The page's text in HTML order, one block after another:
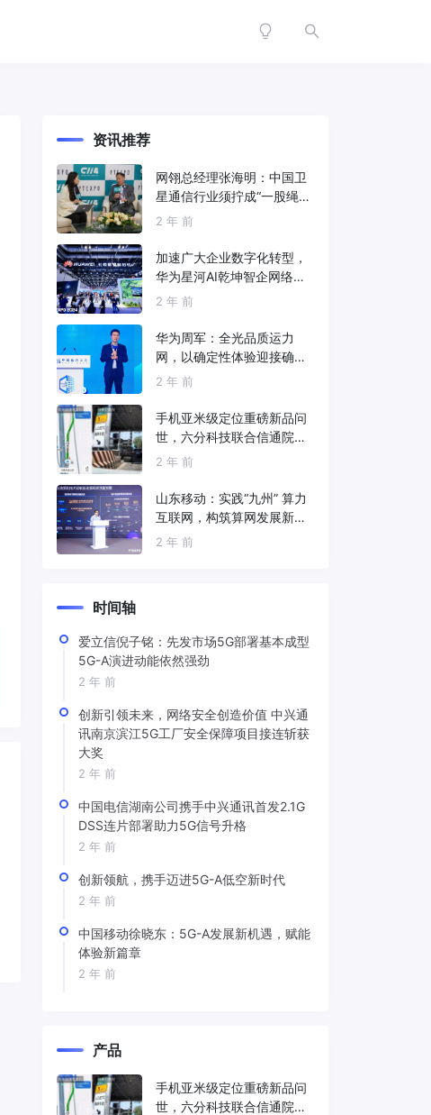
资讯推荐
网翎总经理张海明：中国卫
星通信行业须拧成“一股绳”
共同打造垂直产业链
2 年 前
加速广大企业数字化转型，
华为星河AI乾坤智企网络解
决方案亮相2024中国国际信
2 年 前
华为周军：全光品质运力
网，以确定性体验迎接确定
性的智能时代
2 年 前
手机亚米级定位重磅新品问
世，六分科技联合信通院发
布免费服务
2 年 前
山东移动：实践“九州” 算力
互联网，构筑算网发展新底
座
2 年 前
时间轴
爱立信倪子铭：先发市场5G部署基本成型
5G-A演进动能依然强劲
2 年 前
创新引领未来，网络安全创造价值 中兴通
讯南京滨江5G工厂安全保障项目接连斩获
大奖
2 年 前
中国电信湖南公司携手中兴通讯首发2.1G
DSS连片部署助力5G信号升格
2 年 前
创新领航，携手迈进5G-A低空新时代
2 年 前
中国移动徐晓东：5G-A发展新机遇，赋能
体验新篇章
2 年 前
产品
手机亚米级定位重磅新品问
世，六分科技联合信通院发